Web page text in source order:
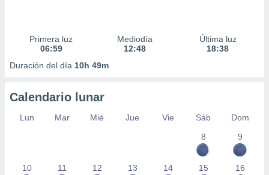
Primera luz
06:59
Mediodía
12:48
Última luz
18:38
Duración del día 10h 49m
Calendario lunar
Lun Mar Mié Jue Vie Sáb
Dom
8
9
10 11 12 13 14 15 16